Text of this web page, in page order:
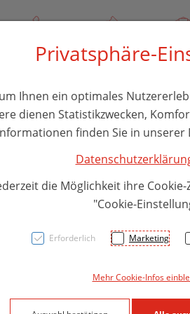
732 / 244 000 Über uns Rezept-
Privatsphäre-
Ihnen ein optimales
dienen Statistikzwecken,
finden Sie in
die Möglichkeit ihre
"Cookie-
Erforderlich Marketing
Mehr Cookie-Infos